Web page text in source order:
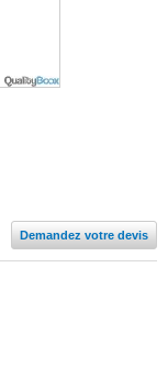
Demandez votre devis